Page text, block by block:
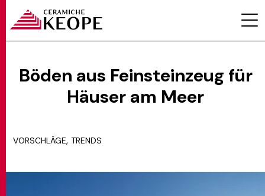
Böden aus Feinsteinzeug für
Häuser am Meer
VORSCHLÄGE, TRENDS